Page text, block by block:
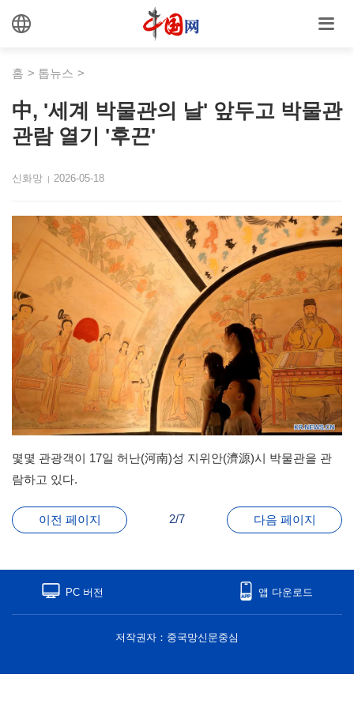
홈 > 톱뉴스 >
中, '세계 박물관의 날' 앞두고 박물관
관람 열기 '후끈'
신화망 | 2026-05-18
몇몇 관광객이 17일 허난(河南)성 지위안(濟源)시 박물관을 관
람하고 있다.
이전 페이지 2/7 다음 페이지
PC 버전 앱 다운로드
저작권자：중국망신문중심